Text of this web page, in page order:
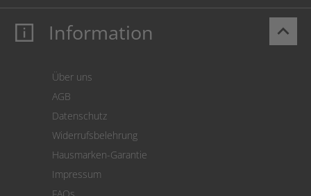
Mein Konto
Cookie Einstellungen
keyboard_arrow_up
Information
Über uns
AGB
Datenschutz
Widerrufsbelehrung
Hausmarken-Garantie
Impressum